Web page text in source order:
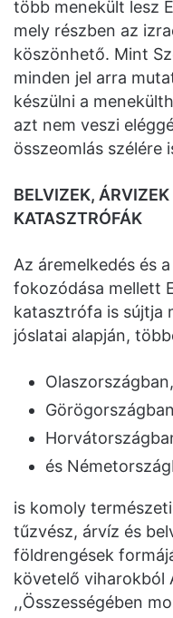
több menekült lesz
mely részben az
köszönhető. Mint
minden jel arra
készülni a
azt nem veszi
összeomlás szélére
BELVIZEK,
KATASZTRÓFÁK
Az áremelkedés és
fokozódása mellett
katasztrófa is sújtja
jóslatai alapján,
Olaszországban,
és
is komoly
tűzvész, árvíz és
földrengések
követelő viharokból
,,Összességében